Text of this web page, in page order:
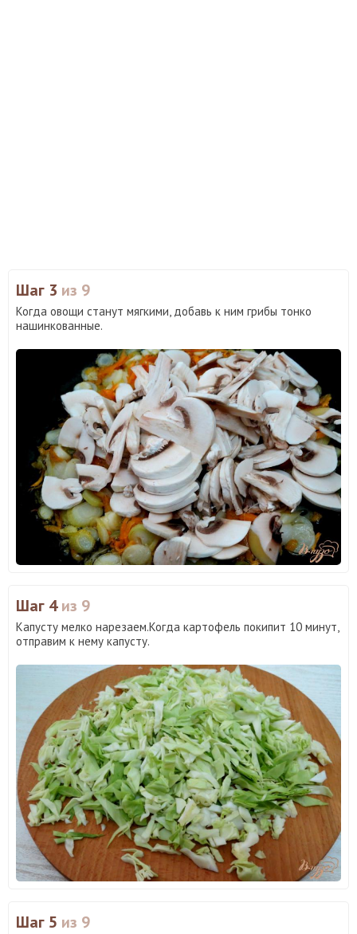
Шаг 3 из 9
Когда овощи станут мягкими, добавь к ним грибы тонко
нашинкованные.
Шаг 4из 9
Капусту мелко нарезаем.Когда картофель покипит 10 минут,
отправим к нему капусту.
Шаг 5 из 9